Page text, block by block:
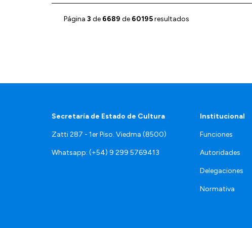
Página 3 de 6689 de 60195resultados
Secretaría de Estado de Cultura
Zatti 287 - 1er Piso. Viedma (8500)
Whatsapp: (+54) 9 299 5769413
Institucional
Funciones
Autoridades
Delegaciones
Normativa